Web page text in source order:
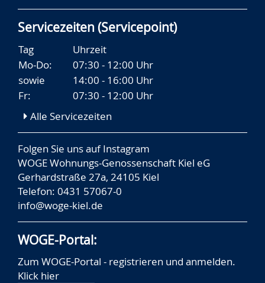
Servicezeiten (Servicepoint)
Tag
Uhrzeit
Mo-Do:
07:30 - 12:00 Uhr
sowie
14:00 - 16:00 Uhr
Fr:
07:30 - 12:00 Uhr
Alle Servicezeiten
Folgen Sie uns aufInstagram
WOGE Wohnungs-Genossenschaft Kiel eG
Gerhardstraße 27a, 24105 Kiel
Telefon: 0431 57067-0
info@woge-kiel.de
WOGE-Portal:
Zum WOGE-Portal - registrieren und anmelden.
Klick hier